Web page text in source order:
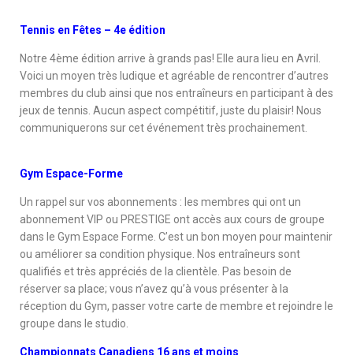
Tennis en Fêtes – 4e édition
Notre 4ème édition arrive à grands pas! Elle aura lieu en Avril.
Voici un moyen très ludique et agréable de rencontrer d’autres
membres du club ainsi que nos entraîneurs en participant à des
jeux de tennis. Aucun aspect compétitif, juste du plaisir! Nous
communiquerons sur cet événement très prochainement.
Gym Espace-Forme
Un rappel sur vos abonnements : les membres qui ont un
abonnement VIP ou PRESTIGE ont accès aux cours de groupe
dans le Gym Espace Forme. C’est un bon moyen pour maintenir
ou améliorer sa condition physique. Nos entraîneurs sont
qualifiés et très appréciés de la clientèle. Pas besoin de
réserver sa place; vous n’avez qu’à vous présenter à la
réception du Gym, passer votre carte de membre et rejoindre le
groupe dans le studio.
Championnats Canadiens 16 ans et moins